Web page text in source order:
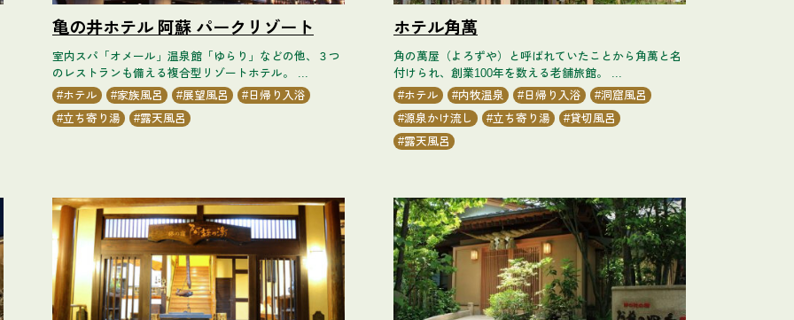
亀の井ホテル 阿蘇 パークリゾート
室内スパ「オメール」温泉館「ゆらり」などの他、３つ
のレストランも備える複合型リゾートホテル。 ...
ホテル
家族風呂 展望風呂
日帰り入浴
立ち寄り湯
露天風呂
ホテル角萬
角の萬屋（よろずや）と呼ばれていたことから角萬と名
付けられ、創業100年を数える老舗旅館。 ...
ホテル
内牧温泉 日帰り入浴
洞窟風呂
源泉かけ流し
立ち寄り湯
貸切風呂
露天風呂